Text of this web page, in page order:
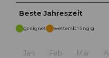
Beste Jahreszeit
geeignet wetterabhängig
Jan Feb Mär